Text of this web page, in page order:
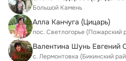
Большой Камень
Алла Канчуга (Цицарь)
пос. Светлогорье (Пожарский
Валентина Шунь Евгений
с. Лермонтовка (Бикинский